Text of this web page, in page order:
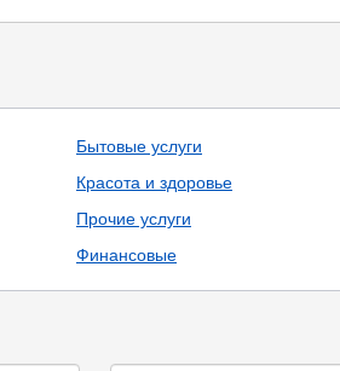
Бытовые услуги
Красота и здоровье
Прочие услуги
Финансовые